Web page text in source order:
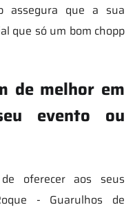
assegura que a sua
que só um bom chopp
de melhor em
evento ou
oferecer aos seus
- Guarulhos de